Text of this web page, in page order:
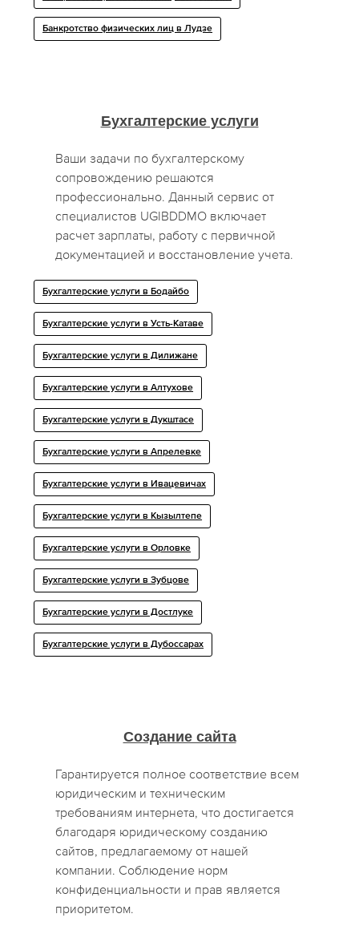
Банкротство физических лиц в Лудзе
Бухгалтерские услуги
Ваши задачи по бухгалтерскому
сопровождению решаются
профессионально. Данный сервис от
специалистов UGIBDDMO включает
расчет зарплаты, работу с первичной
документацией и восстановление учета.
Бухгалтерские услуги в Бодайбо
Бухгалтерские услуги в Усть-Катаве
Бухгалтерские услуги в Дилижане
Бухгалтерские услуги в Алтухове
Бухгалтерские услуги в Дукштасе
Бухгалтерские услуги в Апрелевке
Бухгалтерские услуги в Ивацевичах
Бухгалтерские услуги в Кызылтепе
Бухгалтерские услуги в Орловке
Бухгалтерские услуги в Зубцове
Бухгалтерские услуги в Достлуке
Бухгалтерские услуги в Дубоссарах
Создание сайта
Гарантируется полное соответствие всем
юридическим и техническим
требованиям интернета, что достигается
благодаря юридическому созданию
сайтов, предлагаемому от нашей
компании. Соблюдение норм
конфиденциальности и прав является
приоритетом.